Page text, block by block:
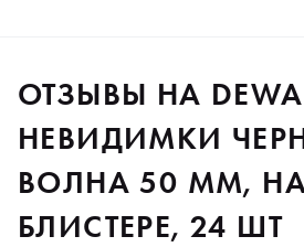
ОТЗЫВЫ НА
НЕВИДИМКИ
ВОЛНА 50 ММ,
БЛИСТЕРЕ, 24 ШТ